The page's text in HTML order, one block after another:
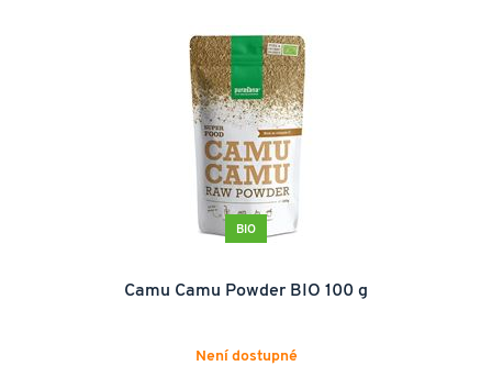
BIO
Camu Camu Powder BIO 100 g
Není dostupné